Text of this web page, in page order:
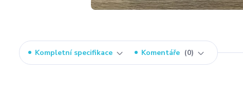
Kompletní specifikace Komentáře 0